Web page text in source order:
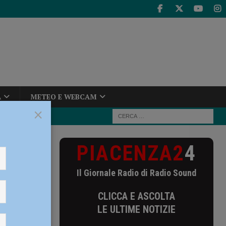
METEO E WEBCAM
mila
PIACENZA24
Il Giornale Radio di Radio Sound
CLICCA E ASCOLTA
LE ULTIME NOTIZIE
×